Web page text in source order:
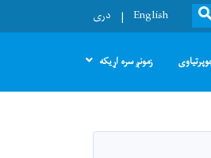
SEARCH
English دری
زمونږ سره اړیکه